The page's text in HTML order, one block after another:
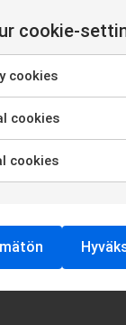
We write
across all
cookie-
cookies
cookies
cookies